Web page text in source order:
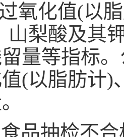
氧化值(以
山梨酸及其
量等指标
(以脂肪计)
品抽检不